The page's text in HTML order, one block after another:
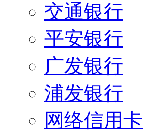
交通银行
平安银行
广发银行
浦发银行
网络信用卡